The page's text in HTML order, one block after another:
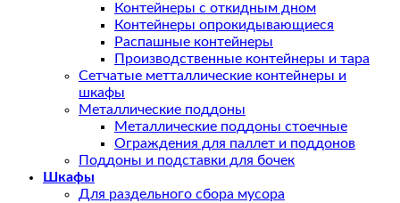
Контейнеры с откидным дном
Контейнеры опрокидывающиеся
Распашные контейнеры
Производственные контейнеры и тара
Сетчатые метталлические контейнеры и
шкафы
Металлические поддоны
Металлические поддоны стоечные
Ограждения для паллет и поддонов
Поддоны и подставки для бочек
Шкафы
Для раздельного сбора мусора